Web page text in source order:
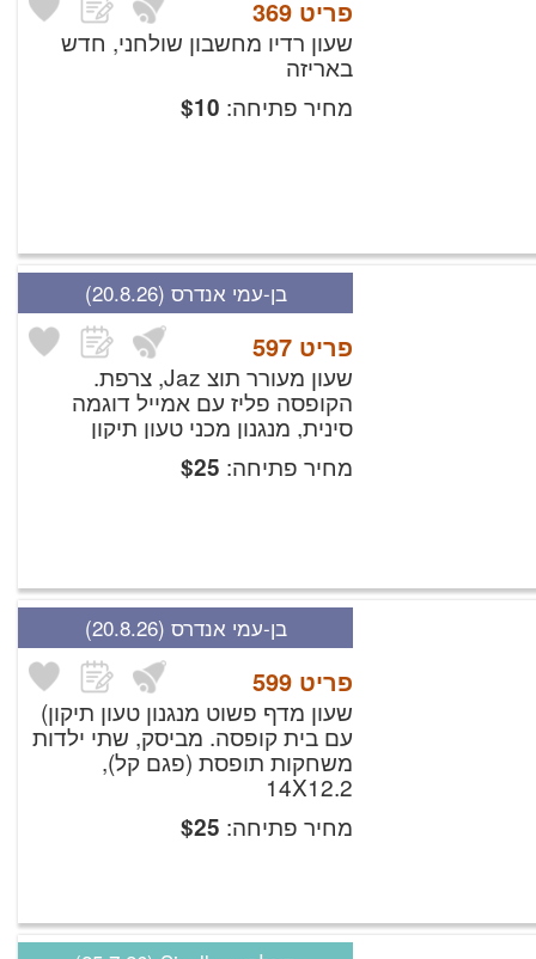
פריט 369
שעון רדיו מחשבון שולחני, חדש
באריזה
מחיר פתיחה:
$10
בן-עמי אנדרס (20.8.26)
פריט 597
שעון מעורר תוצ Jaz, צרפת.
הקופסה פליז עם אמייל דוגמה
סינית, מנגנון מכני טעון תיקון
מחיר פתיחה:
$25
בן-עמי אנדרס (20.8.26)
פריט 599
שעון מדף פשוט מנגנון טעון תיקון)
עם בית קופסה. מביסק, שתי ילדות
משחקות תופסת (פגם קל),
14X12.2
מחיר פתיחה:
$25